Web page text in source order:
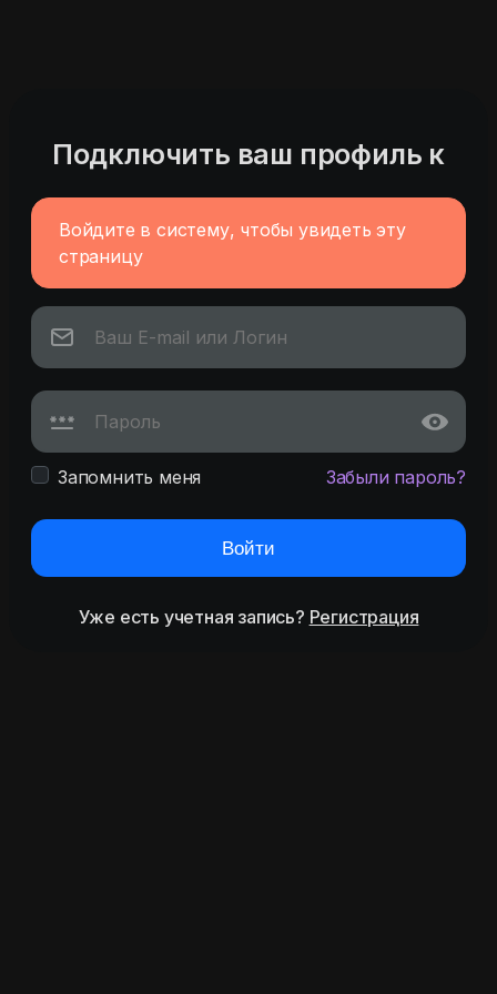
Подключить ваш профиль к
Войдите в систему, чтобы увидеть эту
страницу
Запомнить меня Забыли пароль?
Войти
Уже есть учетная запись? Регистрация